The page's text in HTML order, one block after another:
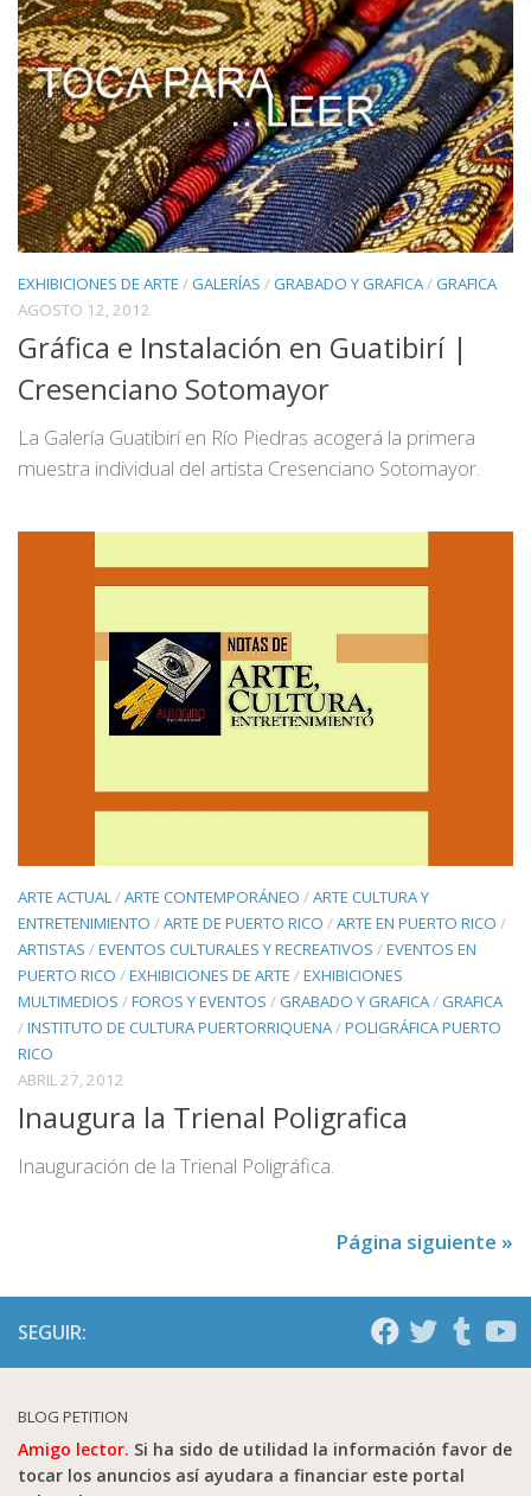
EXHIBICIONES DE ARTE / GALERÍAS / GRABADO Y GRAFICA/ GRAFICA
AGOSTO 12, 2012
Gráfica e Instalación en Guatibirí |
Cresenciano Sotomayor
La Galería Guatibirí en Río Piedras acogerá la primera
muestra individual del artista Cresenciano Sotomayor.
ARTE ACTUAL/ARTE CONTEMPORÁNEO /ARTE CULTURA Y
ENTRETENIMIENTO /ARTE DE PUERTO RICO /ARTE EN PUERTO RICO /
ARTISTAS /EVENTOS CULTURALES Y RECREATIVOS /EVENTOS EN
PUERTO RICO /EXHIBICIONES DE ARTE /EXHIBICIONES
MULTIMEDIOS /FOROS Y EVENTOS / GRABADO Y GRAFICA/ GRAFICA
/INSTITUTO DE CULTURA PUERTORRIQUENA/POLIGRÁFICA PUERTO
RICO
ABRIL 27, 2012
Inaugura la Trienal Poligrafica
Inauguración de la Trienal Poligráfica.
Página siguiente »
SEGUIR:
BLOG PETITION
Amigo lector. Si ha sido de utilidad la información favor de
tocar los anuncios así ayudara a financiar este portal